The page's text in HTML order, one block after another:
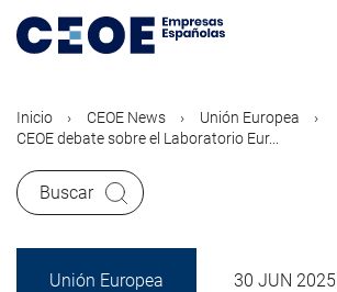
contenido
Inicio CEOE News
Unión Europea
CEOE debate sobre el Laboratorio Eur...
Buscar
Unión Europea 30 JUN 2025